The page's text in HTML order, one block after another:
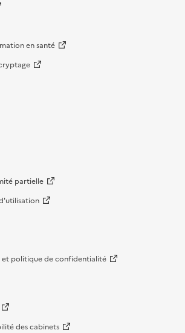
en santé
partielle
et politique de confidentialité
des cabinets